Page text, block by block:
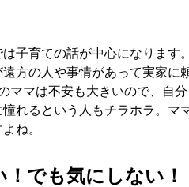
子育ての話が中心になります
方の人や事情があって実家に
ママは不安も大きいので、自
れるという人もチラホラ。マ
ね。
でも気にしない！